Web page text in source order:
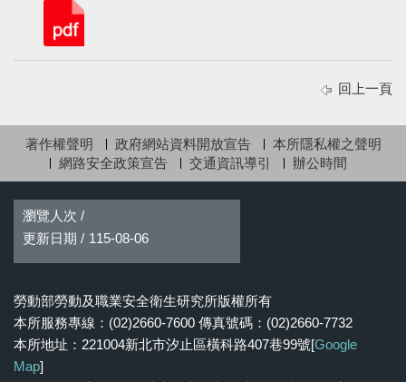
回上一頁
著作權聲明 政府網站資料開放宣告
本所隱私權之聲明
網路安全政策宣告
交通資訊導引 辦公時間
瀏覽人次 /
更新日期 / 115-08-06
勞動部勞動及職業安全衛生研究所版權所有
本所服務專線：(02)2660-7600 傳真號碼：(02)2660-7732
本所地址：221004新北市汐止區橫科路407巷99號[Google
Map]